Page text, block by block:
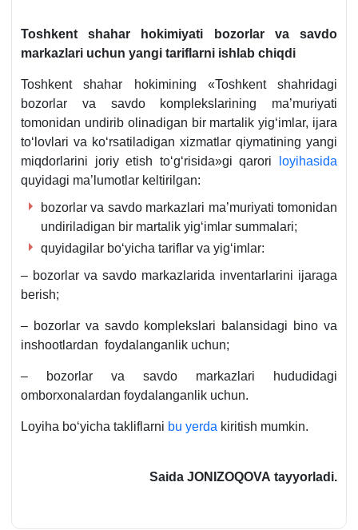
Toshkent shahar hokimiyati bozorlar va savdo
markazlari uchun yangi tariflarni ishlab chiqdi
Toshkent shahar hokimining «Toshkent shahridagi
bozorlar va savdo komplekslarining ma’muriyati
tomonidan undirib olinadigan bir martalik yigʻimlar, ijara
toʻlovlari va koʻrsatiladigan хizmatlar qiymatining yangi
miqdorlarini joriy etish toʻgʻrisida»gi qarori
loyihasida
quyidagi ma’lumotlar keltirilgan:
bozorlar va savdo markazlari ma’muriyati tomonidan
undiriladigan bir martalik yigʻimlar summalari;
quyidagilar boʻyicha tariflar va yigʻimlar:
– bozorlar va savdo markazlarida inventarlarini ijaraga
berish;
– bozorlar va savdo komplekslari balansidagi bino va
inshootlardan foydalanganlik uchun;
– bozorlar va savdo markazlari hududidagi
omborхonalardan foydalanganlik uchun.
Loyiha boʻyicha takliflarni bu yerda kiritish mumkin.
Saida JONIZOQOVA tayyorladi.